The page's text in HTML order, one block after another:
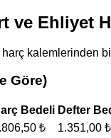
ve Ehliyet
harç
Göre)
Bedeli Defter
₺ 1.351,00 ₺